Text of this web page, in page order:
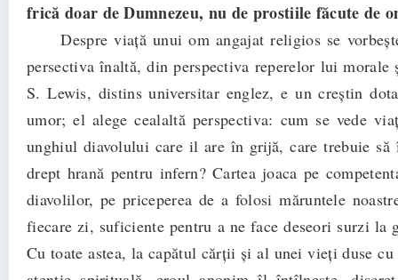
frică doar de Dumnezeu, nu de prostiile făcute de
Despre viață unui om angajat religios se
persectiva înaltă, din perspectiva reperelor lui
S. Lewis, distins universitar englez, e un creștin
umor; el alege cealaltă perspectiva: cum se vede
unghiul diavolului care il are în grijă, care trebuie să
drept hrană pentru infern? Cartea joaca pe
diavolilor, pe priceperea de a folosi măruntele
fiecare zi, suficiente pentru a ne face deseori surzi la
Cu toate astea, la capătul cărții și al unei vieți duse